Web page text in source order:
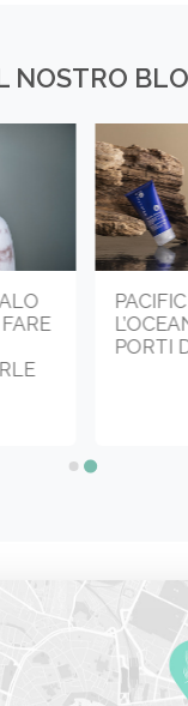
NOSTRO
PORTI